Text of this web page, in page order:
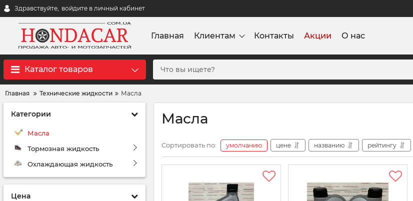
Здравствуйте, войдите в личный кабинет
Главная Клиентам Контакты Акции О нас
Каталог товаров
Главная Технические жидкости Масла
Категории
Масла
Тормозная жидкость
Охлаждающая жидкость
Цена
Масла
Сортировать по: умолчанию цене названию рейтингу